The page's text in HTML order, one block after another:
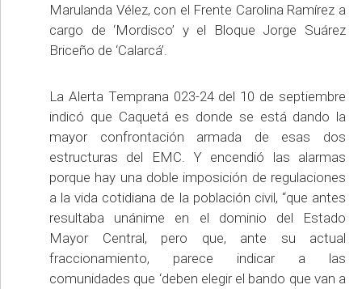
Marulanda Vélez, con el Frente Carolina Ramírez a
cargo de ‘Mordisco’ y el Bloque Jorge Suárez
Briceño de ‘Calarcá’.
La Alerta Temprana 023-24 del 10 de septiembre
indicó que Caquetá es donde se está dando la
mayor confrontación armada de esas dos
estructuras del EMC. Y encendió las alarmas
porque hay una doble imposición de regulaciones
a la vida cotidiana de la población civil, “que antes
resultaba unánime en el dominio del Estado
Mayor Central, pero que, ante su actual
fraccionamiento, parece indicar a las
comunidades que ‘deben elegir el bando que van a